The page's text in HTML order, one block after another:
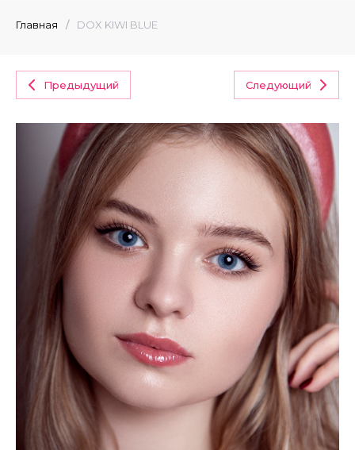
Главная / DOX KIWI BLUE
Предыдущий Следующий